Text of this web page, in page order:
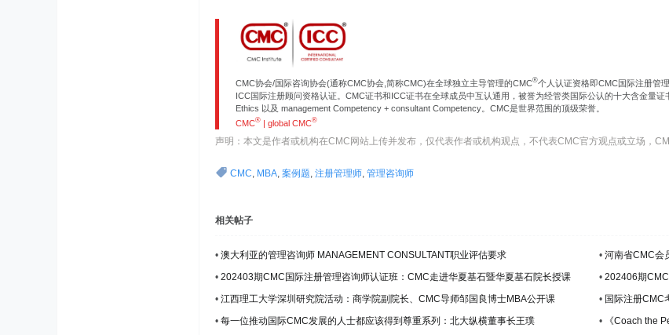
CMC协会/国际咨询协会(通称CMC协会,简称CMC)在全球独立主导管理的CMC®个人认证资格即CMC国际注册管
ICC国际注册顾问资格认证。CMC证书和ICC证书在全球成员中互认通用，被誉为经管类国际公认的十大含金量
Ethics 以及 management Competency + consultant Competency。CMC是世界范围的顶级荣誉。
CMC® | global CMC®
声明：本文是作者或机构在CMC网站上传并发布，仅代表作者或机构观点，不代表CMC官方观点或立场，
CMC, MBA, 案例题, 注册管理师, 管理咨询师
相关帖子
• 澳大利亚的管理咨询师 MANAGEMENT CONSULTANT职业评估要求 • 河南省CMC会
• 202403期CMC国际注册管理咨询师认证班：CMC走进华夏基石暨华夏基石院长授课 • 202406期
• 江西理工大学深圳研究院活动：商学院副院长、CMC导师邹国良博士MBA公开课 • 国际注册CMC
• 每一位推动国际CMC发展的人士都应该得到尊重系列：北大纵横董事长王璞 •
《Coach the